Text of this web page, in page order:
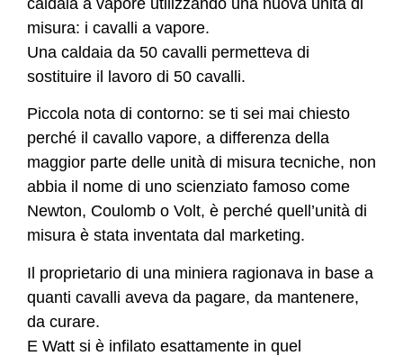
misura: i cavalli a vapore.
Una caldaia da 50 cavalli permetteva di
sostituire il lavoro di 50 cavalli.
Piccola nota di contorno: se ti sei mai chiesto
perché il cavallo vapore, a differenza della
maggior parte delle unità di misura tecniche, non
abbia il nome di uno scienziato famoso come
Newton, Coulomb o Volt, è perché quell’unità di
misura è stata inventata dal marketing.
Il proprietario di una miniera ragionava in base a
quanti cavalli aveva da pagare, da mantenere,
da curare.
E Watt si è infilato esattamente in quel